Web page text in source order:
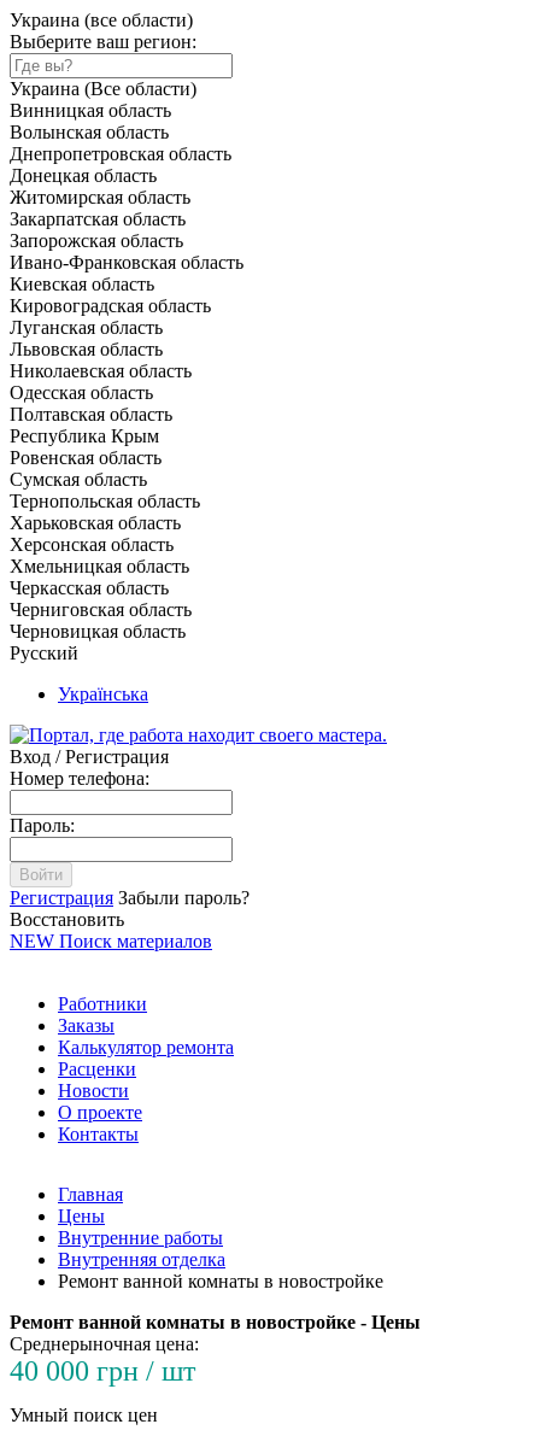
Украина (все области)
Выберите ваш регион:
Украина (Все области)
Винницкая область
Волынская область
Днепропетровская область
Донецкая область
Житомирская область
Закарпатская область
Запорожская область
Ивано-Франковская область
Киевская область
Кировоградская область
Луганская область
Львовская область
Николаевская область
Одесская область
Полтавская область
Республика Крым
Ровенская область
Сумская область
Тернопольская область
Харьковская область
Херсонская область
Хмельницкая область
Черкасская область
Черниговская область
Черновицкая область
Русский
Українська
Вход / Регистрация
Номер телефона:
Пароль:
Войти
Регистрация Забыли пароль?
Восстановить
NEW Поиск материалов
Работники
Заказы
Калькулятор ремонта
Расценки
Новости
О проекте
Контакты
Главная
Цены
Внутренние работы
Внутренняя отделка
Ремонт ванной комнаты в новостройке
Ремонт ванной комнаты в новостройке - Цены
Среднерыночная цена:
40 000 грн / шт
Умный поиск цен